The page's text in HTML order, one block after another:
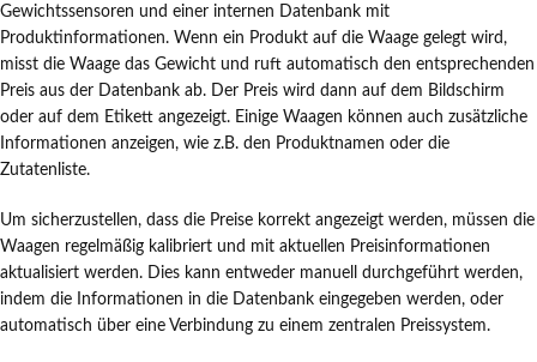
Gewichtssensoren und einer internen Datenbank mit
Produktinformationen. Wenn ein Produkt auf die Waage gelegt wird,
misst die Waage das Gewicht und ruft automatisch den entsprechenden
Preis aus der Datenbank ab. Der Preis wird dann auf dem Bildschirm
oder auf dem Etikett angezeigt. Einige Waagen können auch zusätzliche
Informationen anzeigen, wie z.B. den Produktnamen oder die
Zutatenliste.
Um sicherzustellen, dass die Preise korrekt angezeigt werden, müssen die
Waagen regelmäßig kalibriert und mit aktuellen Preisinformationen
aktualisiert werden. Dies kann entweder manuell durchgeführt werden,
indem die Informationen in die Datenbank eingegeben werden, oder
automatisch über eine Verbindung zu einem zentralen Preissystem.